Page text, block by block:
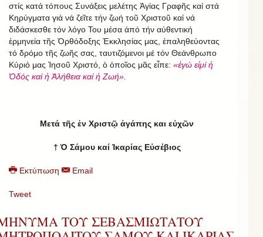
στίς κατά τόπους Συνάξεις μελέτης Ἁγίας Γραφῆς καί στά
Κηρύγματα γιά νά ζεῖτε τήν ζωή τοῦ Χριστοῦ καί νά
διδάσκεσθε τόν λόγο Του μέσα ἀπό τήν αὐθεντική
ἑρμηνεία τῆς Ὀρθόδοξης Ἐκκλησίας μας, ἐπαληθεύοντας
τό δρόμο τῆς ζωῆς σας, ταυτιζόμενοι μέ τόν Θεάνθρωπο
Κύριό μας Ἰησοῦ Χριστό, ὁ ὁποῖος μᾶς εἶπε: «ἐγώ εἰμί ἡ
Ὁδός καί ἡ Ἀλήθεια καί ἡ Ζωή».
Μετά τῆς ἐν Χριστῷ ἀγάπης και εὐχῶν
† Ὁ Σάμου καί Ἰκαρίας Εὐσέβιος
Εκτύπωση Email
Tweet
ΤΟΥ ΣΕΒΑΣΜΙΩΤΑΤΟΥ